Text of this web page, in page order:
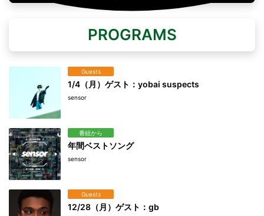
PROGRAMS
Guests
1/4（月）ゲスト：yobai suspects
sensor
番組から
年間ベストソング
sensor
Guests
12/28（月）ゲスト：gb